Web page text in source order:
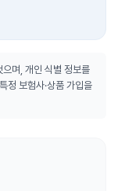
며, 개인 식별 정보를
정 보험사·상품 가입을